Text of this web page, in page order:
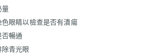
量
眼睛以檢查是否有潰瘍
暢通
青光眼